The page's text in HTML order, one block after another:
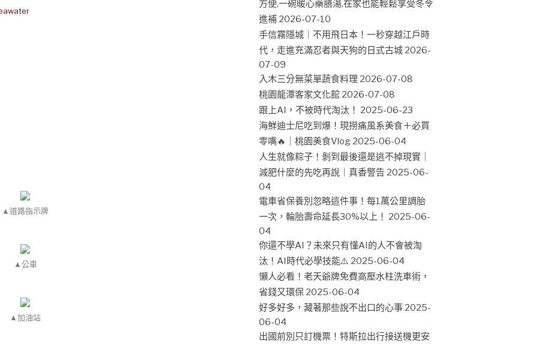
▲道路指示牌
▲公車
▲加油站
方便,一碗暖心藥膳湯,在家也能輕鬆享受冬令
進補 2026-07-10
手信霧隱城｜不用飛日本！一秒穿越江戶時
代，走進充滿忍者與天狗的日式古城 2026-
07-09
入木三分無菜單蔬食料理 2026-07-08
桃園龍潭客家文化館 2026-07-08
跟上AI，不被時代淘汰！ 2025-06-23
海鮮迪士尼吃到爆！現撈痛風系美食＋必買
零嘴🔥｜桃園美食Vlog 2025-06-04
人生就像粽子！剝到最後還是逃不掉現實｜
減肥什麼的先吃再說｜真香警告 2025-06-
04
電車省保養別忽略這件事！每1萬公里調胎
一次，輪胎壽命延長30%以上！ 2025-06-
04
你還不學AI？未來只有懂AI的人不會被淘
汰！AI時代必學技能⚠️ 2025-06-04
懶人必看！老天爺牌免費高壓水柱洗車術，
省錢又環保 2025-06-04
好多好多，藏著那些說不出口的心事 2025-
06-04
出國前別只訂機票！特斯拉出行接送機更安